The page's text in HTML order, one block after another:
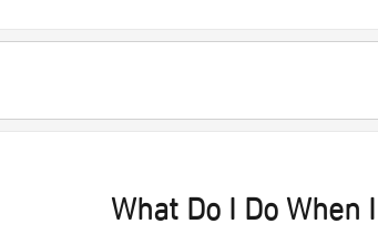
What Do I Do